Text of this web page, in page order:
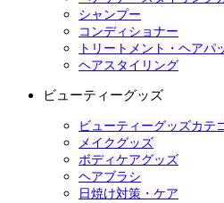
シャンプー
コンディショナー
トリートメント・ヘアパ
ヘアスタイリング
ビューティーグッズ
ビューティーグッズカテ
メイクグッズ
ボディケアグッズ
ヘアブラシ
日焼け対策・ケア